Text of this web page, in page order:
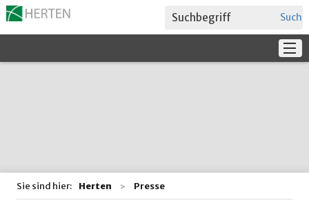
Sie sind hier: Herten Presse